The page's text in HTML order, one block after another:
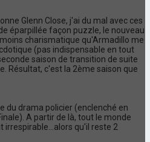
Glenn Close, j'ai du mal avec ces
éparpillée façon puzzle, le nouveau
charismatique qu'Armadillo me
(pas indispensable en tout
saison de transition de suite
Résultat, c'est la 2ème saison que
du drama policier (enclenché en
A partir de là, tout le monde
irrespirable...alors qu'il reste 2